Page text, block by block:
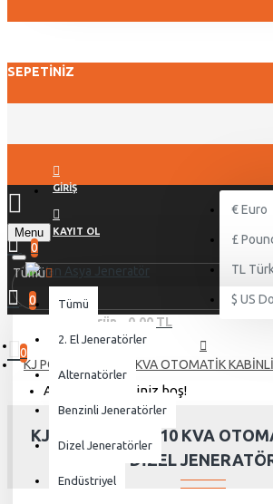
SEPETINIZ
GIRIŞ
KAYIT OL
€ Euro
£
TL
$ US
Menu
0
0
0 ürün - 0,00 TL
0
Alışveriş sepetiniz boş!
Tümü
Tümü
2. El Jeneratörler
Alternatörler
Benzinli Jeneratörler
Dizel Jeneratörler
Endüstriyel
KJ POWER KJA 110 KVA OTOMATİK
KJ POWER KJA 110 KVA
DİZEL